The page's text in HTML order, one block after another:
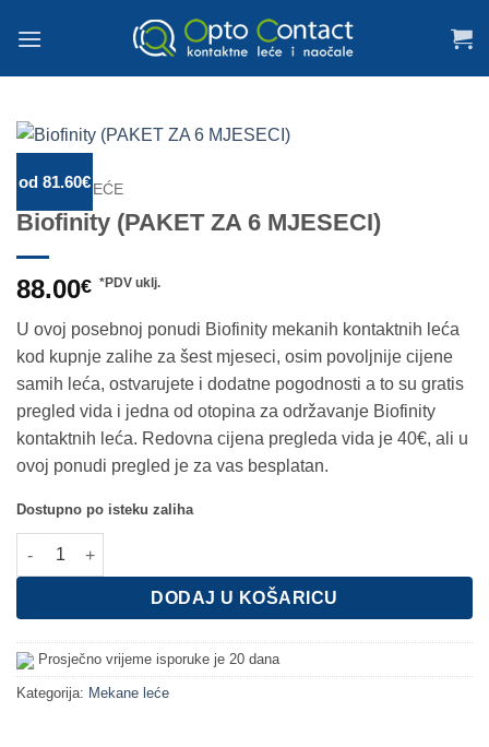
od 81.60€
MEKANE LEĆE
Biofinity (PAKET ZA 6 MJESECI)
88.00€ *PDV uklj.
U ovoj posebnoj ponudi Biofinity mekanih kontaktnih leća
kod kupnje zalihe za šest mjeseci, osim povoljnije cijene
samih leća, ostvarujete i dodatne pogodnosti a to su gratis
pregled vida i jedna od otopina za održavanje Biofinity
kontaktnih leća. Redovna cijena pregleda vida je 40€, ali u
ovoj ponudi pregled je za vas besplatan.
Dostupno po isteku zaliha
Biofinity (PAKET ZA 6 MJESECI) količina
DODAJ U KOŠARICU
Prosječno vrijeme isporuke je 20 dana
Kategorija: Mekane leće